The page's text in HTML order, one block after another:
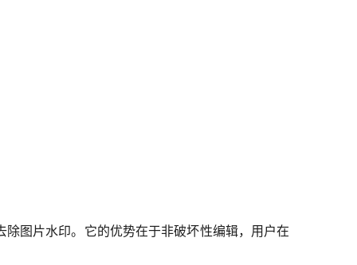
图片水印。它的优势在于非破坏性编辑，用户在